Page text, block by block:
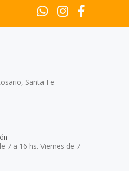
Santa Fe
7 a 16 hs. Viernes de 7